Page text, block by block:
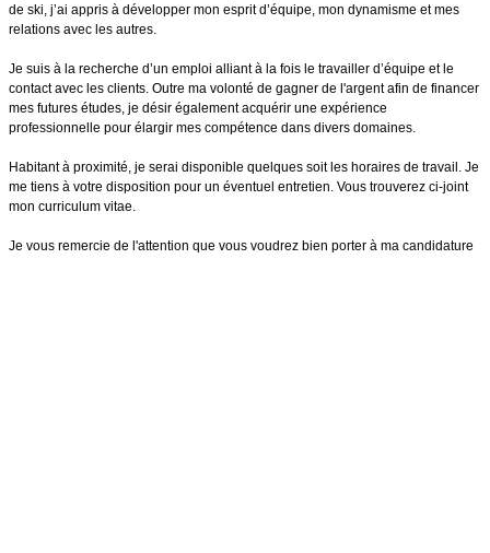
de ski, j’ai appris à développer mon esprit d’équipe, mon dynamisme et mes
relations avec les autres.
Je suis à la recherche d’un emploi alliant à la fois le travailler d’équipe et le
contact avec les clients. Outre ma volonté de gagner de l'argent afin de financer
mes futures études, je désir également acquérir une expérience
professionnelle pour élargir mes compétence dans divers domaines.
Habitant à proximité, je serai disponible quelques soit les horaires de travail. Je
me tiens à votre disposition pour un éventuel entretien. Vous trouverez ci-joint
mon curriculum vitae.
Je vous remercie de l'attention que vous voudrez bien porter à ma candidature